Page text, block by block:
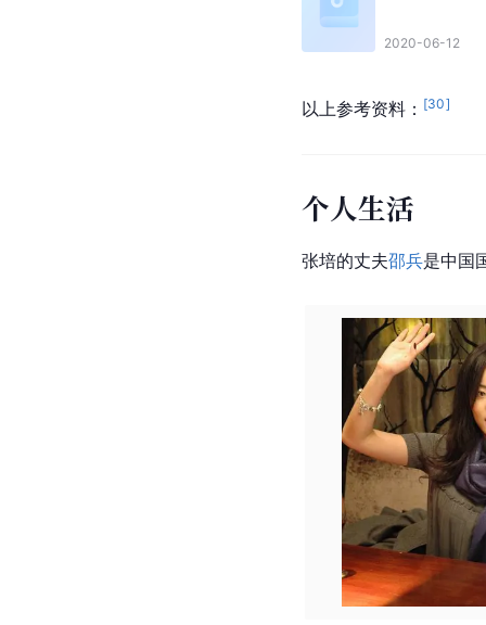
2020-06-12
以上参考资料： [30]
个人生活
张培的丈夫邵兵是中国